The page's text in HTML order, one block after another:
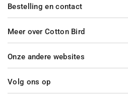
Bestelling en contact
Meer over Cotton Bird
Onze andere websites
Volg ons op